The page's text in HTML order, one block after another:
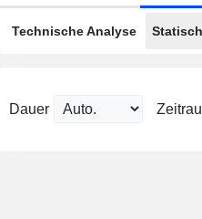
Technische Analyse
Dauer